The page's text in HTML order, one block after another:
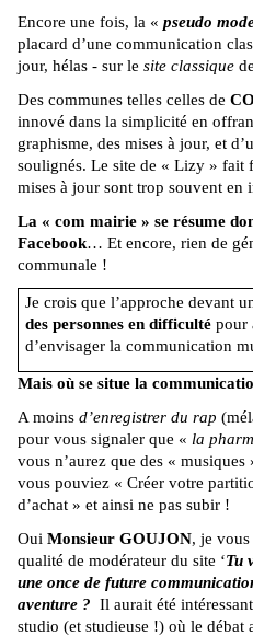
Encore une fois, la « pseudo
placard d’une communication
jour, hélas - sur le site classique
Des communes telles celles de
innové dans la simplicité en
graphisme, des mises à jour, et
soulignés. Le site de « Lizy » fait
mises à jour sont trop souvent en
La « com mairie » se résume
Facebook… Et encore, rien de
communale !
Je crois que l’approche devant
des personnes en difficultépour
d’envisager la communication
Mais où se situe la
A moins d’enregistrer du rap
pour vous signaler que « la
vous n’aurez que des «
vous pouviez « Créer votre
d’achat » et ainsi ne pas subir !
Oui Monsieur GOUJON, je vous
qualité de modérateur du site ‘Tu
une once de future
aventure ? Il aurait été
studio (et studieuse !) où le débat